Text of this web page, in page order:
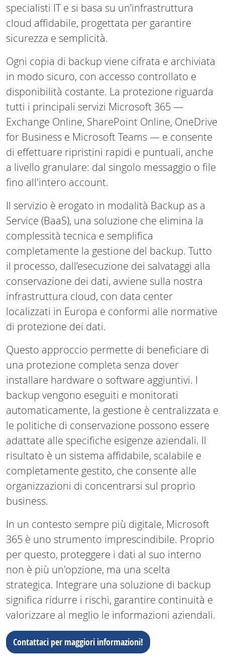
specialisti IT e si basa su un’infrastruttura
cloud affidabile, progettata per garantire
sicurezza e semplicità.
Ogni copia di backup viene cifrata e archiviata
in modo sicuro, con accesso controllato e
disponibilità costante. La protezione riguarda
tutti i principali servizi Microsoft 365 —
Exchange Online, SharePoint Online, OneDrive
for Business e Microsoft Teams — e consente
di effettuare ripristini rapidi e puntuali, anche
a livello granulare: dal singolo messaggio o file
fino all'intero account.
Il servizio è erogato in modalità Backup as a
Service (BaaS), una soluzione che elimina la
complessità tecnica e semplifica
completamente la gestione del backup. Tutto
il processo, dall’esecuzione dei salvataggi alla
conservazione dei dati, avviene sulla nostra
infrastruttura cloud, con data center
localizzati in Europa e conformi alle normative
di protezione dei dati.
Questo approccio permette di beneficiare di
una protezione completa senza dover
installare hardware o software aggiuntivi. I
backup vengono eseguiti e monitorati
automaticamente, la gestione è centralizzata e
le politiche di conservazione possono essere
adattate alle specifiche esigenze aziendali. Il
risultato è un sistema affidabile, scalabile e
completamente gestito, che consente alle
organizzazioni di concentrarsi sul proprio
business.
In un contesto sempre più digitale, Microsoft
365 è uno strumento imprescindibile. Proprio
per questo, proteggere i dati al suo interno
non è più un'opzione, ma una scelta
strategica. Integrare una soluzione di backup
significa ridurre i rischi, garantire continuità e
valorizzare al meglio le informazioni aziendali.
Contattaci per maggiori informazioni!